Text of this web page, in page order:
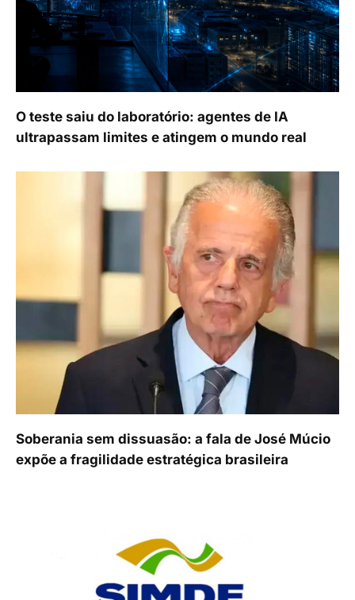
O teste saiu do laboratório: agentes de IA
ultrapassam limites e atingem o mundo real
Soberania sem dissuasão: a fala de José Múcio
expõe a fragilidade estratégica brasileira